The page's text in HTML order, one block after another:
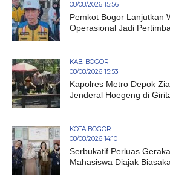
08/08/2026 15:56
Pemkot Bogor Lanjutkan
Operasional Jadi
KAB. BOGOR
08/08/2026 15:53
Kapolres Metro Depok
Jenderal Hoegeng di
KOTA BOGOR
08/08/2026 14:10
Serbukatif Perluas
Mahasiswa Diajak